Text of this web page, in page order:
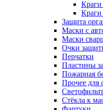
Краги
Краги
Защита
Маски с
Маски
Очки
Перчатки
Пластины
Пожарная
Прочее для
Стёкла к